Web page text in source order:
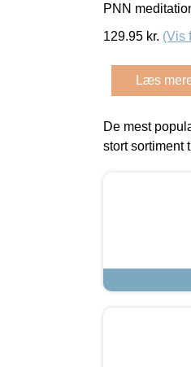
PNN
129.95 kr. (Vis
Læs
De mest
stort sortiment